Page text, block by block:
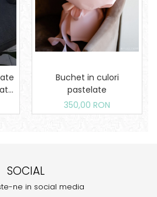
Buchet in culori
pastelate
350,00 RON
SOCIAL
ne in social media